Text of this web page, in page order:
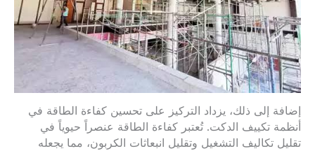
إضافة إلى ذلك، يزداد التركيز على تحسين كفاءة الطاقة في
أنظمة تكييف الدكت. تُعتبر كفاءة الطاقة عنصراً حيوياً في
تقليل تكاليف التشغيل وتقليل انبعاثات الكربون، مما يجعله